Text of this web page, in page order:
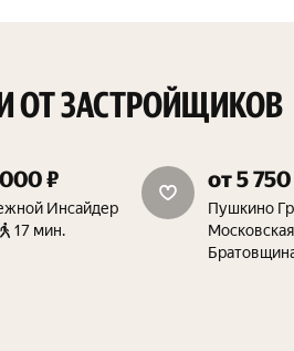
ЗАСТРОЙЩИКОВ
₽
Инсайдер
17 мин.
скидка
от 5
Пушкино